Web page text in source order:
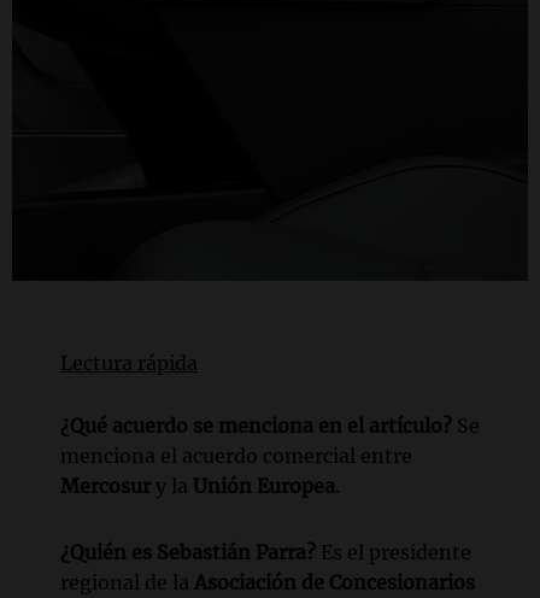
Lectura rápida
¿Qué acuerdo se menciona en el artículo? Se
menciona el acuerdo comercial entre
Mercosur y la Unión Europea.
¿Quién es Sebastián Parra? Es el presidente
regional de la Asociación de Concesionarios